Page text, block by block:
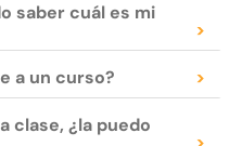
saber cuál es mi
>
a un curso? >
clase, ¿la puedo